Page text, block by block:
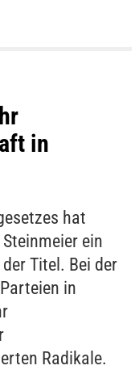
in
hat
ein
Titel. Bei der
in
Radikale.